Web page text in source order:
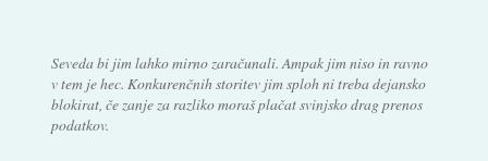
Seveda bi jim lahko mirno zaračunali. Ampak jim niso in ravno
v tem je hec. Konkurenčnih storitev jim sploh ni treba dejansko
blokirat, če zanje za razliko moraš plačat svinjsko drag prenos
podatkov.